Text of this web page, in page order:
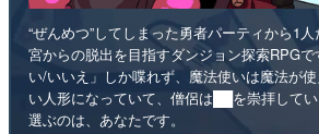
“ぜんめつ”してしまった勇者パーティから1
宮からの脱出を目指すダンジョン探索RPG
い/いいえ」しか喋れず、魔法使いは魔法が
い人形になっていて、僧侶は██を崇拝して
選ぶのは、あなたです。